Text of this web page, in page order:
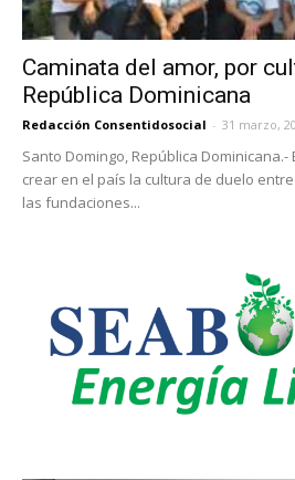
Caminata del amor, por
República Dominicana
Redacción Consentidosocial - 31 marzo,
Santo Domingo, República
crear en el país la cultura de duelo
las fundaciones...